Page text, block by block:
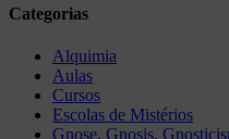
Categorias
Alquimia
Aulas
Cursos
Escolas de Mistérios
Gnose, Gnosis,